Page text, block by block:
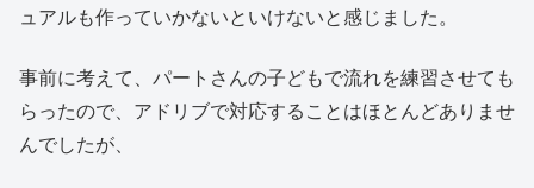
ュアルも作っていかないといけないと感じました。
事前に考えて、パートさんの子どもで流れを練習させても
らったので、アドリブで対応することはほとんどありませ
んでしたが、